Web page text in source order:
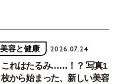
美容と健康 2026.07.24
これはたるみ……！？ 写真1
枚から始まった、新しい美容